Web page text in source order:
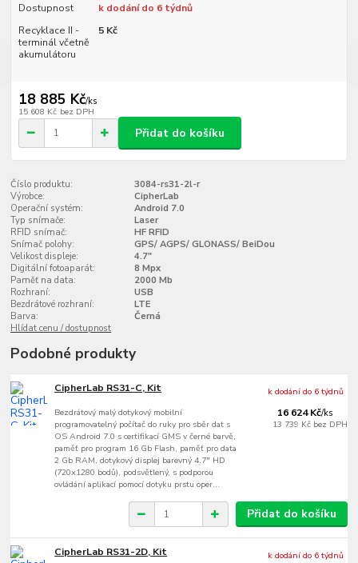
Dostupnost
k dodání do 6 týdnů
Recyklace II -
terminál včetně
akumulátoru
5 Kč
18 885 Kč/ks
15 608 Kč bez DPH
Přidat do košíku
Číslo produktu:
3084-rs31-2l-r
Výrobce:
CipherLab
Operační systém:
Android 7.0
Typ snímače:
Laser
RFID snímač:
HF RFID
Snímač polohy:
GPS/ AGPS/ GLONASS/ BeiDou
Velikost displeje:
4.7"
Digitální fotoaparát:
8 Mpx
Paměť na data:
2000 Mb
Rozhraní:
USB
Bezdrátové rozhraní:
LTE
Barva:
Černá
Hlídat cenu / dostupnost
Podobné produkty
CipherLab RS31-C, Kit
Bezdrátový malý dotykový mobilní
programovatelný počítač do ruky pro sběr dat s
OS Android 7.0 s certifikací GMS v černé barvě,
paměť pro program 16 Gb Flash, paměť pro data
2 Gb RAM, dotykový displej barevný 4.7" HD
(720x1280 bodů), podsvětlený, s podporou
ovládání aplikací pomocí dotyku prstu oper...
16 624 Kč/ks
13 739 Kč bez DPH
k dodání do 6 týdnů
Přidat do košíku
CipherLab RS31-2D, Kit k dodání do 6 týdnů